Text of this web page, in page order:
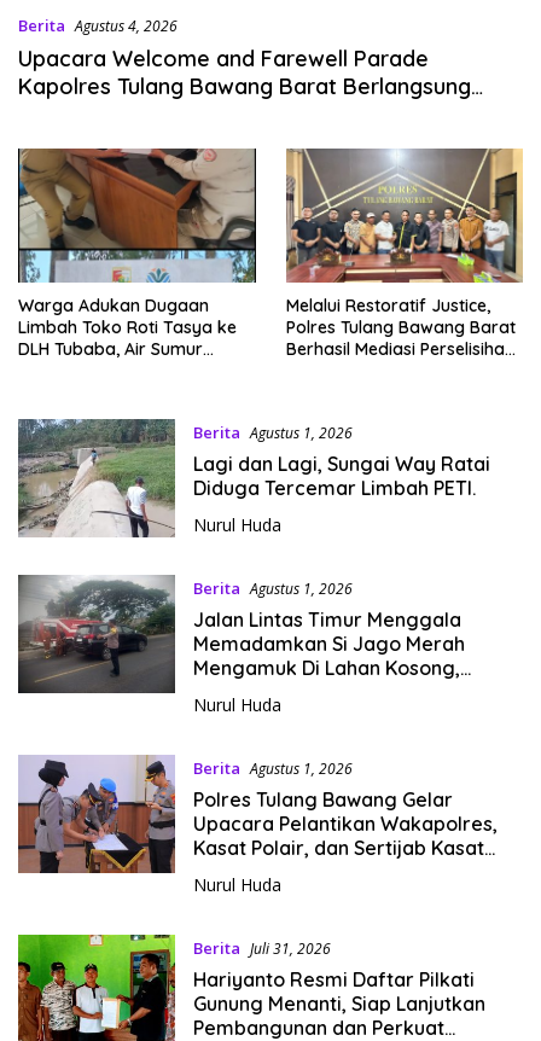
Berita Agustus 4, 2026
Upacara Welcome and Farewell Parade
Kapolres Tulang Bawang Barat Berlangsung
Warga Adukan Dugaan
Limbah Toko Roti Tasya ke
DLH Tubaba, Air Sumur
Melalui Restoratif Justice,
Polres Tulang Bawang Barat
Berhasil Mediasi Perselisihan
Berita Agustus 1, 2026
Lagi dan Lagi, Sungai Way Ratai
Diduga Tercemar Limbah PETI.
Nurul Huda
Berita Agustus 1, 2026
Jalan Lintas Timur Menggala
Memadamkan Si Jago Merah
Mengamuk Di Lahan Kosong,
Pengendara.
Nurul Huda
Berita Agustus 1, 2026
Polres Tulang Bawang Gelar
Upacara Pelantikan Wakapolres,
Kasat Polair, dan Sertijab Kasat
Nurul Huda
Berita Juli 31, 2026
‎Hariyanto Resmi Daftar Pilkati
Gunung Menanti, Siap Lanjutkan
Pembangunan dan Perkuat